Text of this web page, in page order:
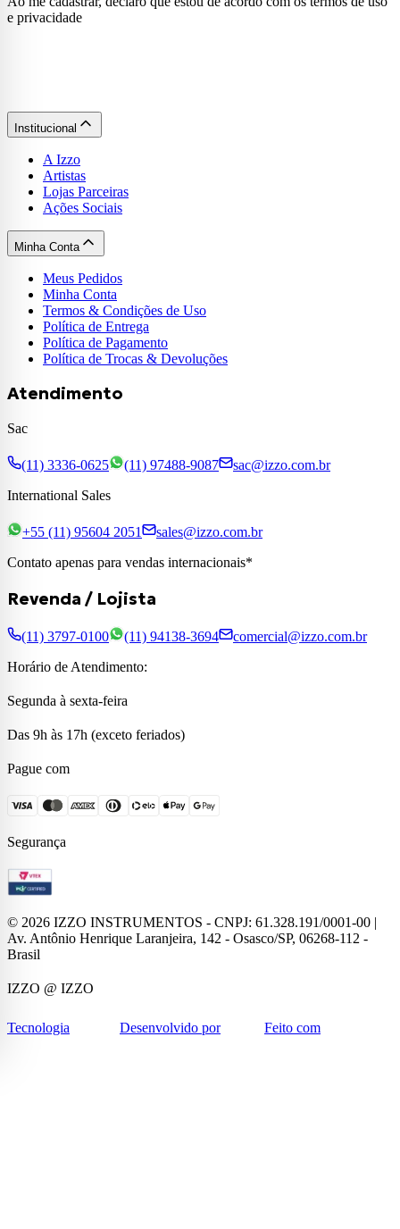
e privacidade
Institucional
A Izzo
Artistas
Lojas Parceiras
Ações Sociais
Minha Conta
Meus Pedidos
Minha Conta
Termos & Condições de Uso
Política de Entrega
Política de Pagamento
Política de Trocas & Devoluções
Atendimento
Sac
(11) 3336-0625 (11) 97488-9087
sac@izzo.com.br
International Sales
+55 (11) 95604 2051
sales@izzo.com.br
Contato apenas para vendas internacionais*
Revenda / Lojista
(11) 3797-0100 (11) 94138-3694
comercial@izzo.com.br
Horário de Atendimento:
Segunda à sexta-feira
Das 9h às 17h (exceto feriados)
Pague com
Segurança
© 2026 IZZO INSTRUMENTOS - CNPJ: 61.328.191/0001-00 |
Av. Antônio Henrique Laranjeira, 142 - Osasco/SP, 06268-112 -
Brasil
IZZO @ IZZO
Tecnologia Desenvolvido por Feito com